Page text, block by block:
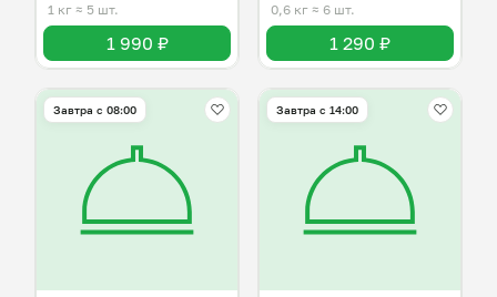
1 кг ≈ 5 шт.
1 990 ₽
0,6 кг ≈ 6 шт.
1 290 ₽
Завтра c 08:00 Завтра c 14:00